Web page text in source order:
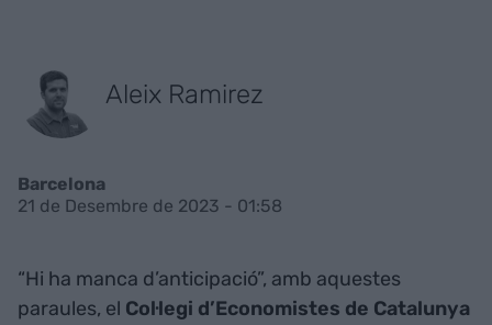
Aleix Ramirez
Barcelona
21 de Desembre de 2023 - 01:58
“Hi ha manca d’anticipació”, amb aquestes
paraules, el Col·legi d’Economistes de Catalunya